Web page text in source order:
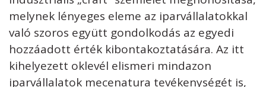
melynek lényeges eleme az iparvállalatokkal
való szoros együtt gondolkodás az egyedi
hozzáadott érték kibontakoztatására. Az itt
kihelyezett oklevél elismeri mindazon
iparvállalatok mecenatura tevékenységét is,